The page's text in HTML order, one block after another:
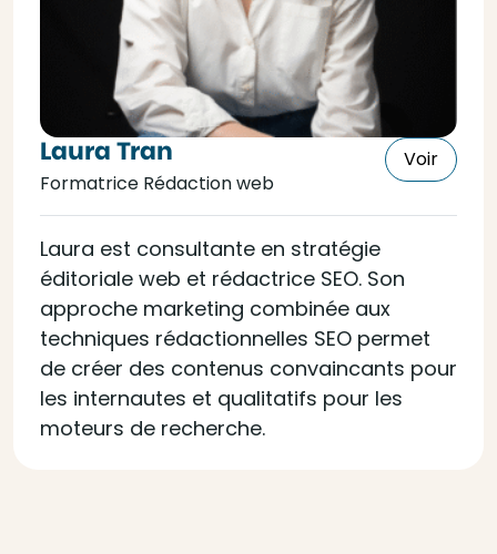
Laura Tran
Formatrice Rédaction web
Voir
Laura est consultante en stratégie
éditoriale web et rédactrice SEO. Son
approche marketing combinée aux
techniques rédactionnelles SEO permet
de créer des contenus convaincants pour
les internautes et qualitatifs pour les
moteurs de recherche.